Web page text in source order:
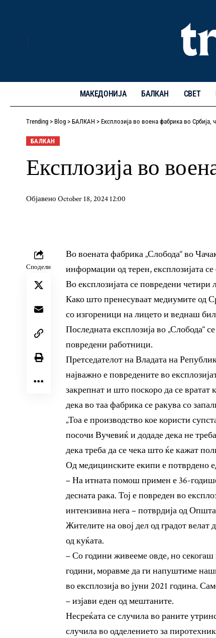
МАКЕДОНИЈА БАЛКАН СВЕТ
Trending > Blog > БАЛКАН > Експлозија во воена фабрика во Србија,
БАЛКАН
Експлозија во
Објавено October 18, 2024 12:00
Сподели
Во воената фабрика „Слобода“ во
информации од терен, експлозијата
Во експлозијата се повредени
Како што пренесуваат медиумите од
со изгореници на лицето и веднаш
Последната експлозија во „Слобода“
повредени работници.
Претседателот на Владата на
најважно е повредените во
закрепнат и што поскоро да се вратат
дека во таа фабрика се ракува со
„Тоа е производство кое користи
посочи Вучевиќ и додаде дека не
дека треба да се чека што ќе кажат
Од медицинските екипи е потврдено
– На итната помош примен е 36-
десната рака. Тој е повреден во
интензивна нега – потврдија од
Жителите на овој дел од градот велат
од куќата.
– Со години живееме овде, но
години, моравме да ги напуштиме
во експлозија во јуни 2021 година.
– изјави еден од мештаните.
Несреќата се случила во раните
случила во одделението за